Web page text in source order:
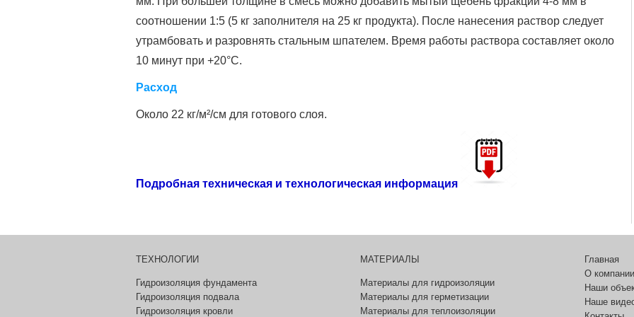
соотношении 1:5 (5 кг заполнителя на 25 кг продукта). После нанесения раствор следует
утрамбовать и разровнять стальным шпателем. Время работы раствора составляет около
10 минут при +20°C.
Расход
Около 22 кг/м²/см для готового слоя.
Подробная техническая и технологическая информация
ТЕХНОЛОГИИ
Гидроизоляция фундамента
Гидроизоляция подвала
Гидроизоляция кровли
МАТЕРИАЛЫ
Материалы для гидроизоляции
Материалы для герметизации
Материалы для теплоизоляции
Главная
О компании
Наши
Наше